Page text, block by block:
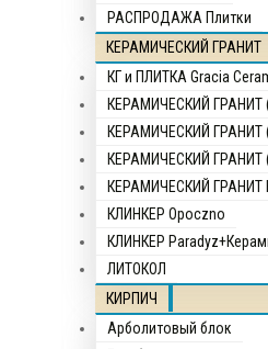
РАСПРОДАЖА Плитки
КЕРАМИЧЕСКИЙ ГРАНИТ
КГ и ПЛИТКА Gracia
КЕРАМИЧЕСКИЙ ГРАНИТ (
КЕРАМИЧЕСКИЙ ГРАНИТ
КЕРАМИЧЕСКИЙ ГРАНИТ
КЕРАМИЧЕСКИЙ
КЛИНКЕР Opocznо
КЛИНКЕР
ЛИТОКОЛ
КИРПИЧ
Арболитовый блок